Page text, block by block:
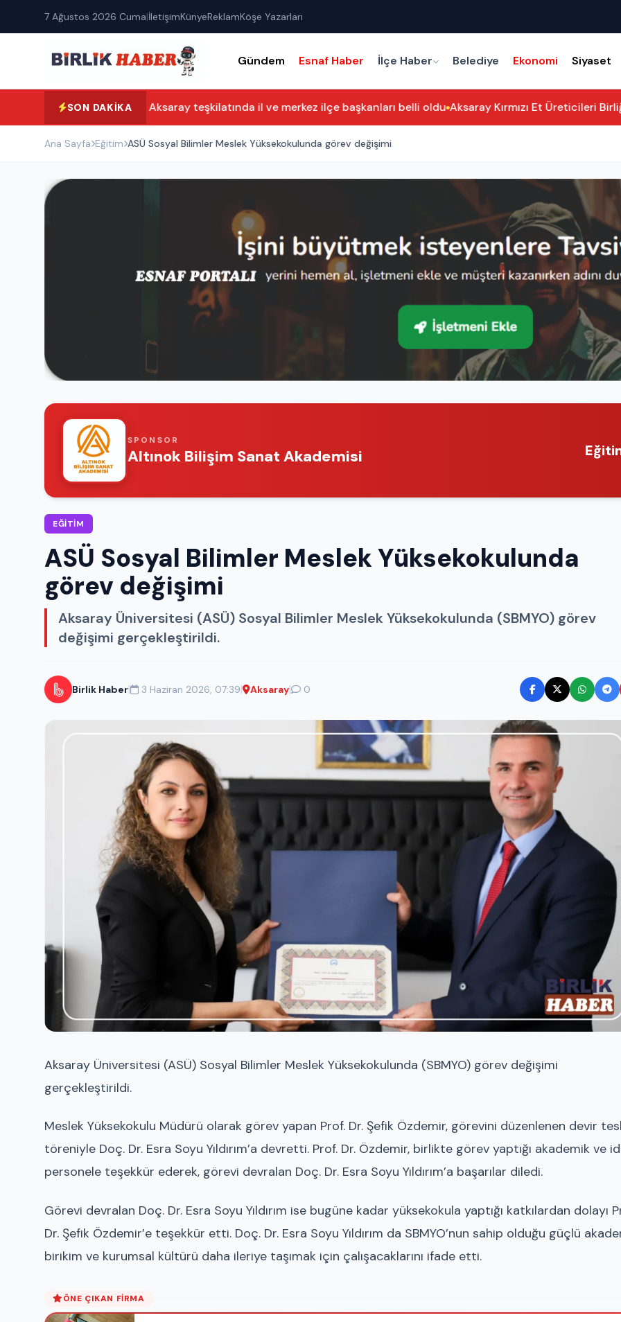
7 Ağustos 2026 Cuma|İletişimKünyeReklamKöşe Yazarları
Gündem Esnaf Haber İlçe Haber Belediye Ekonomi Siyaset
SON DAKIKA
Yeni Parti Aksaray teşkilatında il ve merkez ilçe başkanları belli oldu Aksaray Kırmızı Et Üreticileri
Ana Sayfa Eğitim ASÜ Sosyal Bilimler Meslek Yüksekokulunda görev değişimi
SPONSOR
Altınok Bilişim Sanat Akademisi
EĞITIM
ASÜ Sosyal Bilimler Meslek Yüksekokulunda
görev değişimi
Aksaray Üniversitesi (ASÜ) Sosyal Bilimler Meslek Yüksekokulunda (SBMYO) görev
değişimi gerçekleştirildi.
Birlik Haber| 3 Haziran 2026, 07:39| Aksaray| 0
Aksaray Üniversitesi (ASÜ) Sosyal Bilimler Meslek Yüksekokulunda (SBMYO) görev değişimi
gerçekleştirildi.
Meslek Yüksekokulu Müdürü olarak görev yapan Prof. Dr. Şefik Özdemir, görevini düzenlenen devir
töreniyle Doç. Dr. Esra Soyu Yıldırım’a devretti. Prof. Dr. Özdemir, birlikte görev yaptığı akademik ve
personele teşekkür ederek, görevi devralan Doç. Dr. Esra Soyu Yıldırım’a başarılar diledi.
Görevi devralan Doç. Dr. Esra Soyu Yıldırım ise bugüne kadar yüksekokula yaptığı katkılardan dolayı
Dr. Şefik Özdemir’e teşekkür etti. Doç. Dr. Esra Soyu Yıldırım da SBMYO’nun sahip olduğu güçlü
birikim ve kurumsal kültürü daha ileriye taşımak için çalışacaklarını ifade etti.
ÖNE ÇIKAN FIRMA